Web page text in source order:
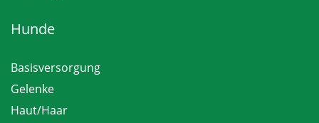
Hunde
Basisversorgung
Gelenke
Haut/Haar